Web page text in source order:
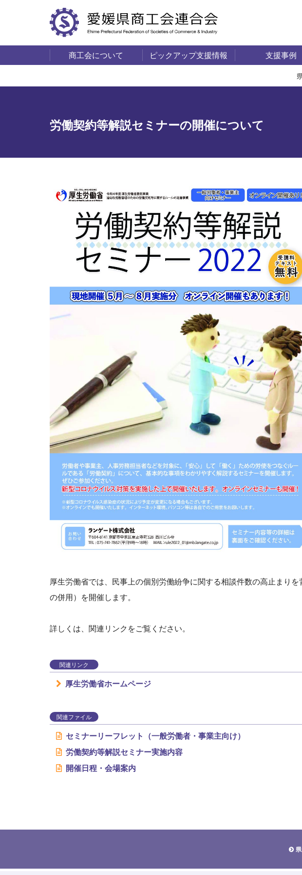
商工会について ピックアップ支援情報 支援事例
労働契約等解説セミナーの開催について
厚生労働省では、民事上の個別労働紛争に関する相談件数の高止まり
の併用）を開催します。
詳しくは、関連リンクをご覧ください。
関連リンク
厚生労働省ホームページ
関連ファイル
セミナーリーフレット（一般労働者・事業主向け）
労働契約等解説セミナー実施内容
開催日程・会場案内